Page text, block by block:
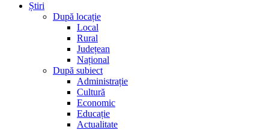
Știri
După locație
Local
Rural
Județean
Național
După subiect
Administrație
Cultură
Economic
Educație
Actualitate